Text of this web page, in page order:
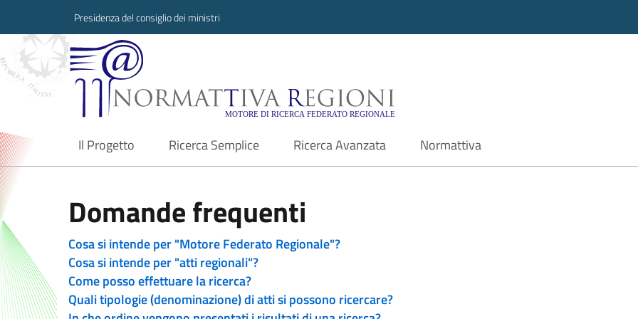
Presidenza del consiglio dei ministri
Normattiva Regioni - Motore di ricerca
Il Progetto
current Ricerca Semplice Ricerca Avanzata Normattiva
Domande frequenti
Cosa si intende per "Motore Federato Regionale"?
Cosa si intende per "atti regionali"?
Come posso effettuare la ricerca?
Quali tipologie (denominazione) di atti si possono ricercare?